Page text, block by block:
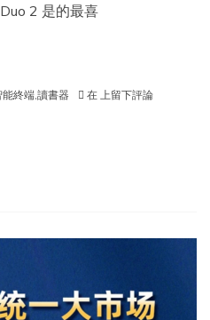
2 是的最喜
能終端,讀書器 在 Microsoft
機
上留下評論